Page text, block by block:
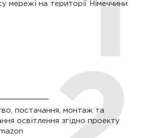
мережі на території Німеччини
постачання, монтаж та
освітлення згідно проекту